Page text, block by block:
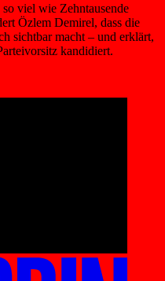
viel wie Zehntausende
Özlem Demirel, dass die
sichtbar macht – und erklärt,
kandidiert.